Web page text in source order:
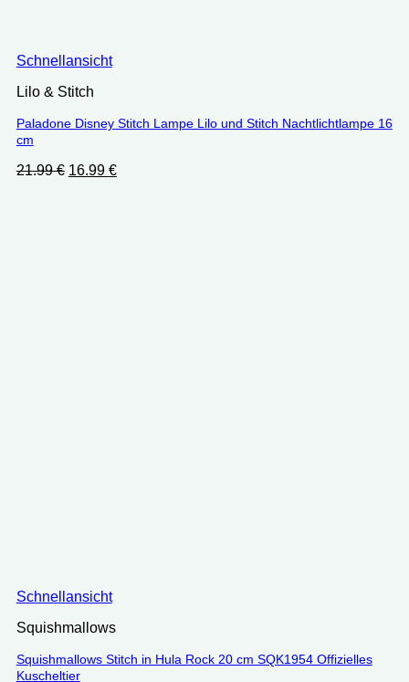
Schnellansicht
Lilo & Stitch
Paladone Disney Stitch Lampe Lilo und Stitch Nachtlichtlampe 16
cm
21.99€ Ursprünglicher
16.99 €Aktueller
Schnellansicht
Squishmallows
Squishmallows Stitch in Hula Rock 20 cm SQK1954 Offizielles
Kuscheltier